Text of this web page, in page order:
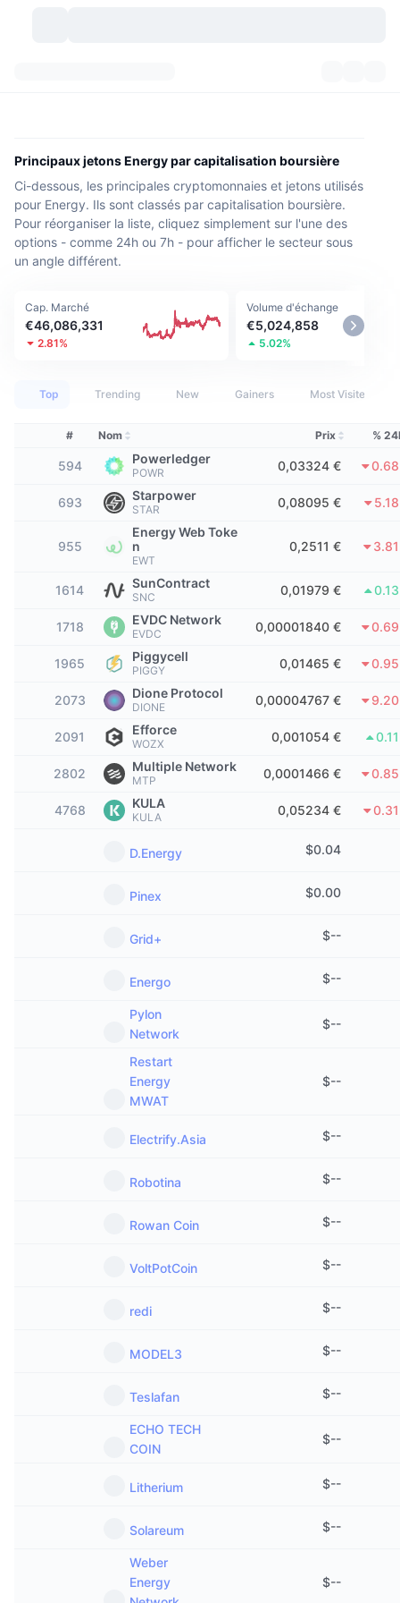
Catégories
Historique des aperçus
Rendements
Tendances
À venir
Récemment ajoutés
Plus performants et moins performants
Les plus consultés
Sentiment de la communauté
Marchés de prédiction
Tendances
Technologie
Statistiques NFT globales
Ventes à venir
Vue globale du marché
Marché Spot
Trésoreries de Bitcoin
Indicateurs
Indice Fear & Greed.
Indice de la saison des Altcoins
Indicateurs du cycle de marché
Dominance Bitcoin
Indice CoinMarketCap 20
Indice CoinMarketCap 100
Flux des ETF
ETF sur les cryptos
ETF Bitcoin
ETF Ethereum
Vue d'ensemble
Liquidations
Taux de financement
Signaux New
Tendances
Gagnants
Meilleurs traders
Échanges
Plateformes d'échange
Produits dérivés
Produits dérivés
Communauté
Sujets
API
Entreprise
Tarifs
Ressources
Documentation
Intégrations IA
Hub des Agents CMC
Place de marché des compétences
Produits
Bulletin d'information
CMC Launch
CMC Labs
CMC Max
À la une
Bot Telegram
Promouvoir
Widgets du site
Récompenses de Diamant
Apprenez & Gagnez
Principaux jetons Energy par capitalisation boursière
Ci-dessous, les principales cryptomonnaies et jetons utilisés
pour Energy. Ils sont classés par capitalisation boursière.
Pour réorganiser la liste, cliquez simplement sur l'une des
options - comme 24h ou 7h - pour afficher le secteur sous
un angle différent.
Cap. Marché
€46,086,331
2.81%
Volume d'échange
€5,024,858
5.02%
Top Trending New Gainers Most Visited
# Nom Prix %
594 Powerledger
POWR 0,03324 €
693 Starpower
STAR 0,08095 €
955
Energy Web Toke
n
EWT
0,2511 €
1614 SunContract
SNC 0,01979 €
1718 EVDC Network
EVDC 0,00001840 €
1965 Piggycell
PIGGY 0,01465 €
2073 Dione Protocol
DIONE 0,00004767 €
2091 Efforce
WOZX 0,001054 €
2802 Multiple Network
MTP 0,0001466 €
4768 KULA
KULA 0,05234 €
D.Energy $0.04
Pinex $0.00
Grid+ $--
Energo $--
Pylon
Network
$--
Restart
Energy
MWAT
$--
Electrify.Asia $--
Robotina $--
Rowan Coin $--
VoltPotCoin $--
redi $--
MODEL3 $--
Teslafan $--
ECHO TECH
COIN
$--
Litherium $--
Solareum $--
Weber
Energy
$--